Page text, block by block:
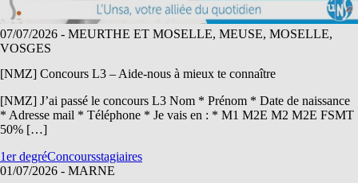
07/07/2026 - MEURTHE ET MOSELLE, MEUSE, MOSELLE,
VOSGES
[NMZ] Concours L3 – Aide-nous à mieux te connaître
[NMZ] J’ai passé le concours L3 Nom * Prénom * Date de naissance
* Adresse mail * Téléphone * Je vais en : * M1 M2E M2 M2E FSMT
50% […]
1er degréConcoursstagiaires
01/07/2026 - MARNE